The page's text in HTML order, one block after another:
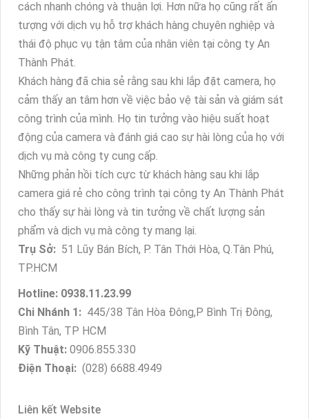
cách nhanh chóng và thuận lợi. Hơn nữa họ cũng rất ấn
tượng với dịch vụ hỗ trợ khách hàng chuyên nghiệp và
thái độ phục vụ tận tâm của nhân viên tại công ty An
Thành Phát.
Khách hàng đã chia sẻ rằng sau khi lắp đặt camera, họ
cảm thấy an tâm hơn về việc bảo vệ tài sản và giám sát
công trình của mình. Họ tin tưởng vào hiệu suất hoạt
động của camera và đánh giá cao sự hài lòng của họ với
dịch vụ mà công ty cung cấp.
Những phản hồi tích cực từ khách hàng sau khi lắp
camera giá rẻ cho công trình tại công ty An Thành Phát
cho thấy sự hài lòng và tin tưởng về chất lượng sản
phẩm và dịch vụ mà công ty mang lại.
Trụ Sở: 51 Lũy Bán Bích, P. Tân Thới Hòa, Q.Tân Phú,
TP.HCM
Hotline: 0938.11.23.99
Chi Nhánh 1: 445/38 Tân Hòa Đông,P Bình Trị Đông,
Bình Tân, TP HCM
Kỹ Thuật: 0906.855.330
Điện Thoại: (028) 6688.4949
Liên kết Website